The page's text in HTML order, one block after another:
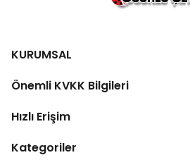
KURUMSAL
Önemli KVKK Bilgileri
Hızlı Erişim
Kategoriler